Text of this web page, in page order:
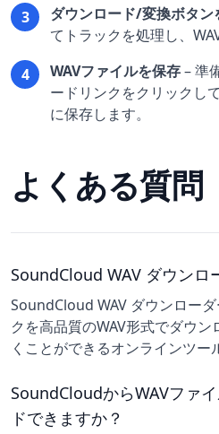
3
ダウンロード/変換ボタン
てトラックを処理し、
4
WAVファイルを保存–準
ードリンクをクリックし
に保存します。
よくある質問
SoundCloud WAV ダウンロ
SoundCloud WAV ダウンロー
クを高品質のWAV形式でダウ
くことができるオンラインツー
SoundCloudからWAVファ
ドできますか？